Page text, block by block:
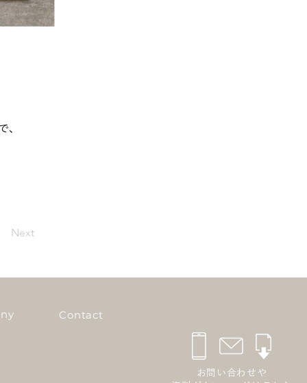
、
Next
お問い合わせや
Contact